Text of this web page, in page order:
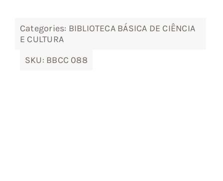
Categories: BIBLIOTECA BÁSICA DE CIÊNCIA
E CULTURA
SKU: BBCC 088